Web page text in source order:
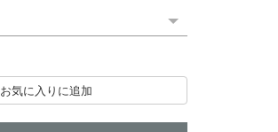
お気に入りに追加